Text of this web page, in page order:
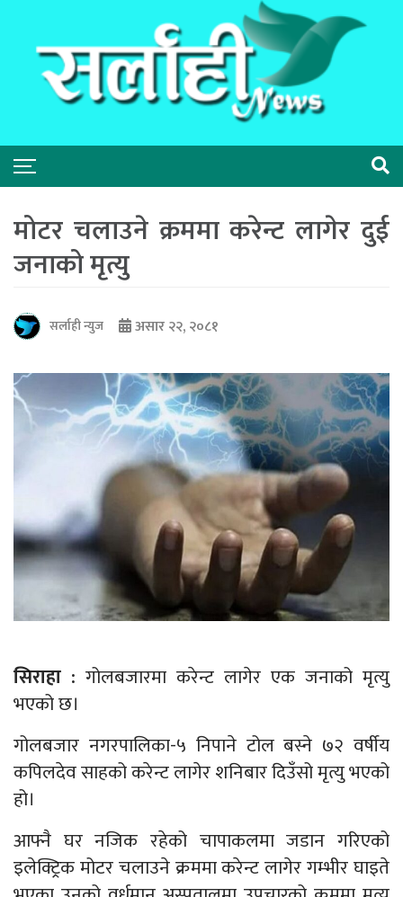
मोटर चलाउने क्रममा करेन्ट लागेर दुई
जनाको मृत्यु
सर्लाही न्युज असार २२, २०८१
सिराहा : गोलबजारमा करेन्ट लागेर एक जनाको मृत्यु
भएको छ।
गोलबजार नगरपालिका-५ निपाने टोल बस्ने ७२ वर्षीय
कपिलदेव साहको करेन्ट लागेर शनिबार दिउँसो मृत्यु भएको
हो।
आफ्नै घर नजिक रहेको चापाकलमा जडान गरिएको
इलेक्ट्रिक मोटर चलाउने क्रममा करेन्ट लागेर गम्भीर घाइते